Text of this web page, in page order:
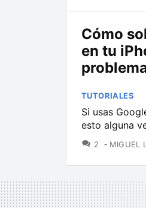
Cómo
en tu
TUTORIALES
Si usas
esto alguna
2
MIGUEL